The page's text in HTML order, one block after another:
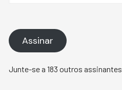
Assinar
Junte-se a 183 outros assinantes